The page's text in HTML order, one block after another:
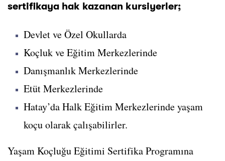
sertifikaya hak kazanan kursiyerler;
Devlet ve Özel Okullarda
Koçluk ve Eğitim Merkezlerinde
Danışmanlık Merkezlerinde
Etüt Merkezlerinde
Hatay’da Halk Eğitim Merkezlerinde yaşam
koçu olarak çalışabilirler.
Yaşam Koçluğu Eğitimi Sertifika Programına